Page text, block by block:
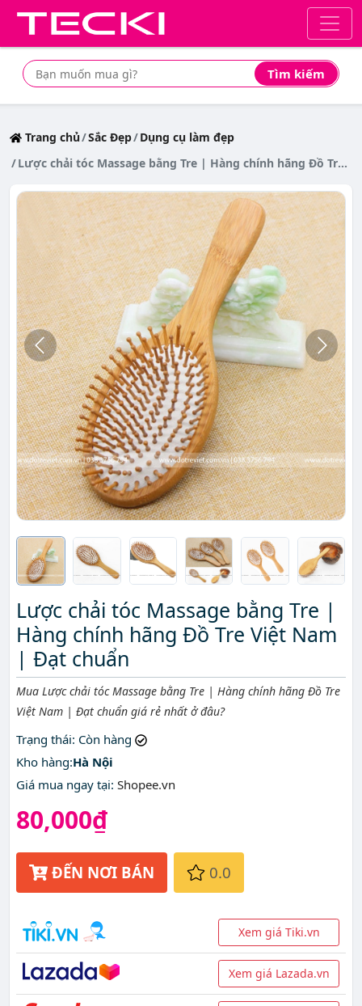
Tìm kiếm
Tìm mua sản phẩm giá rẻ nhất
Trang chủ Sắc Đẹp Dụng cụ làm đẹp
Lược chải tóc Massage bằng Tre | Hàng chính hãng Đồ Tre Việt Nam | Đạt chuẩn
Lược chải tóc Massage bằng Tre |
Hàng chính hãng Đồ Tre Việt Nam
| Đạt chuẩn
Mô tả ngắn
Mua Lược chải tóc Massage bằng Tre | Hàng chính hãng Đồ Tre
Việt Nam | Đạt chuẩn giá rẻ nhất ở đâu?
Trạng thái: Còn hàng
Kho hàng:Hà Nội
Giá mua ngay tại: Shopee.vn
80,000₫
ĐẾN NƠI BÁN 0.0
Xem giá Tiki.vn
Xem giá Lazada.vn